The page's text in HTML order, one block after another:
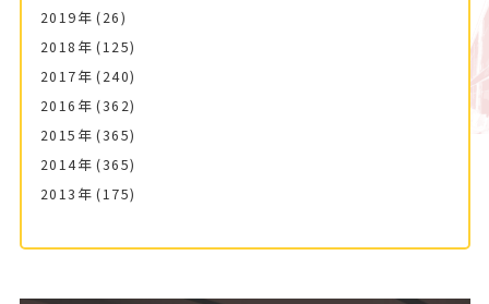
2019年 (26)
2018年 (125)
2017年 (240)
2016年 (362)
2015年 (365)
2014年 (365)
2013年 (175)